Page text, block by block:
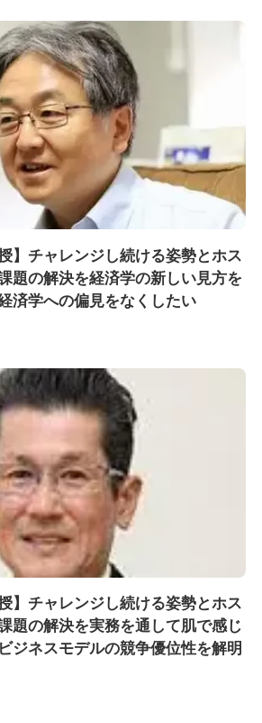
】チャレンジし続ける姿勢とホス
題の解決を経済学の新しい見方を
済学への偏見をなくしたい
】チャレンジし続ける姿勢とホス
題の解決を実務を通して肌で感じ
ジネスモデルの競争優位性を解明